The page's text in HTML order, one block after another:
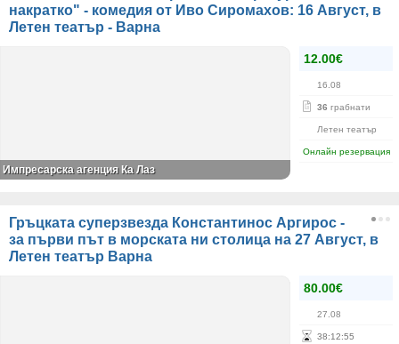
накратко" - комедия от Иво Сиромахов: 16 Август, в
Летен театър - Варна
12.00€
16.08
36 грабнати
Летен театър
Онлайн резервация
Импресарска агенция Ка Лаз
Гръцката суперзвезда Константинос Аргирос -
за първи път в морската ни столица на 27 Август, в
Летен театър Варна
80.00€
27.08
38:12:55